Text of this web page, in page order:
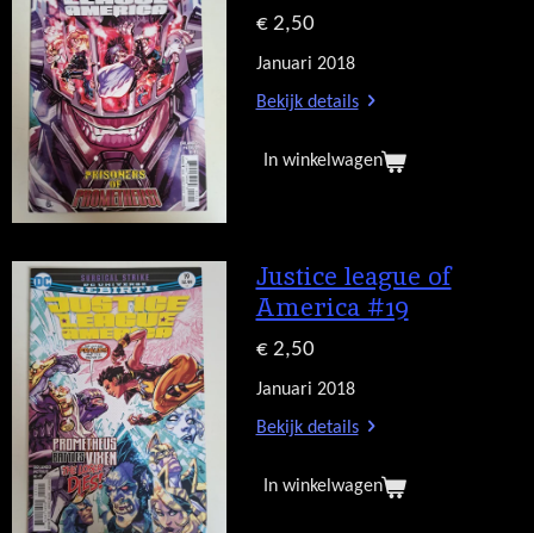
€ 2,50
Januari 2018
Bekijk details
In winkelwagen
Justice league of
America #19
€ 2,50
Januari 2018
Bekijk details
In winkelwagen